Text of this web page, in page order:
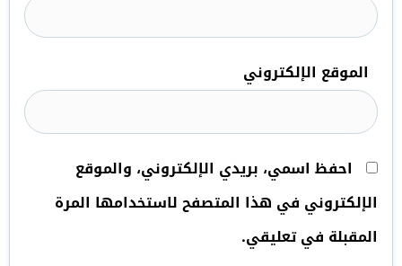
الموقع الإلكتروني
احفظ اسمي، بريدي الإلكتروني، والموقع
الإلكتروني في هذا المتصفح لاستخدامها المرة
المقبلة في تعليقي.